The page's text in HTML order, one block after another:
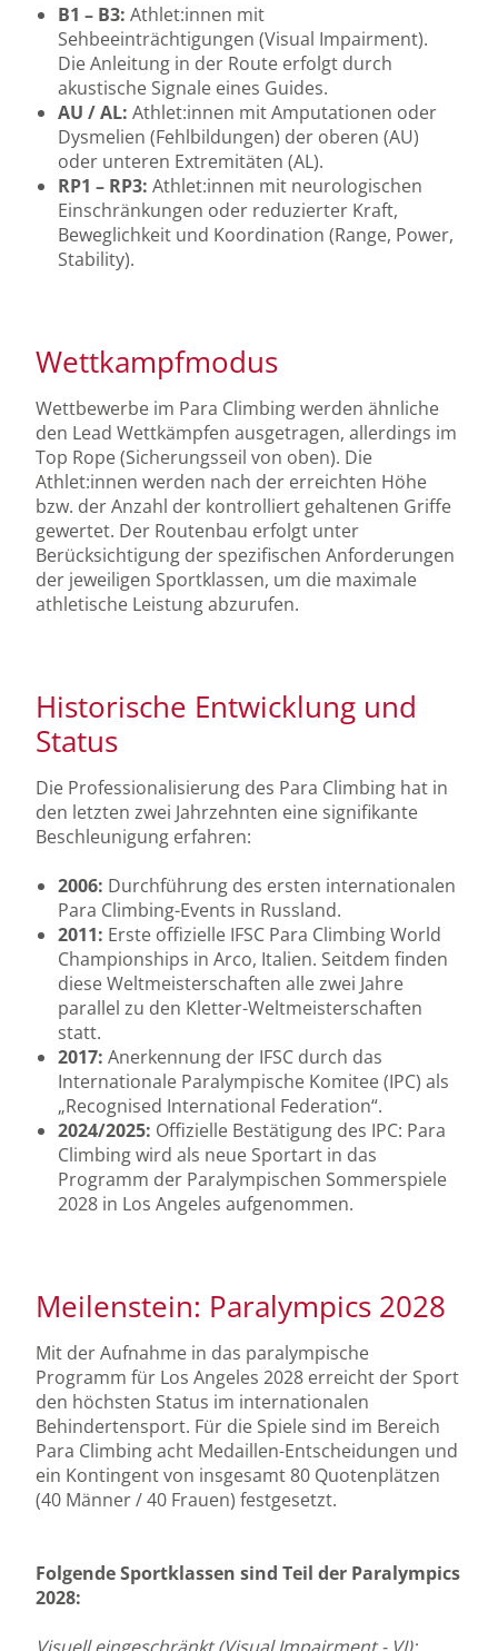
B1 – B3: Athlet:innen mit
Sehbeeinträchtigungen (Visual Impairment).
Die Anleitung in der Route erfolgt durch
akustische Signale eines Guides.
AU / AL: Athlet:innen mit Amputationen oder
Dysmelien (Fehlbildungen) der oberen (AU)
oder unteren Extremitäten (AL).
RP1 – RP3: Athlet:innen mit neurologischen
Einschränkungen oder reduzierter Kraft,
Beweglichkeit und Koordination (Range, Power,
Stability).
Wettkampfmodus
Wettbewerbe im Para Climbing werden ähnliche
den Lead Wettkämpfen ausgetragen, allerdings im
Top Rope (Sicherungsseil von oben). Die
Athlet:innen werden nach der erreichten Höhe
bzw. der Anzahl der kontrolliert gehaltenen Griffe
gewertet. Der Routenbau erfolgt unter
Berücksichtigung der spezifischen Anforderungen
der jeweiligen Sportklassen, um die maximale
athletische Leistung abzurufen.
Historische Entwicklung und
Status
Die Professionalisierung des Para Climbing hat in
den letzten zwei Jahrzehnten eine signifikante
Beschleunigung erfahren:
2006: Durchführung des ersten internationalen
Para Climbing-Events in Russland.
2011: Erste offizielle IFSC Para Climbing World
Championships in Arco, Italien. Seitdem finden
diese Weltmeisterschaften alle zwei Jahre
parallel zu den Kletter-Weltmeisterschaften
statt.
2017: Anerkennung der IFSC durch das
Internationale Paralympische Komitee (IPC) als
„Recognised International Federation“.
2024/2025: Offizielle Bestätigung des IPC: Para
Climbing wird als neue Sportart in das
Programm der Paralympischen Sommerspiele
2028 in Los Angeles aufgenommen.
Meilenstein: Paralympics 2028
Mit der Aufnahme in das paralympische
Programm für Los Angeles 2028 erreicht der Sport
den höchsten Status im internationalen
Behindertensport. Für die Spiele sind im Bereich
Para Climbing acht Medaillen-Entscheidungen und
ein Kontingent von insgesamt 80 Quotenplätzen
(40 Männer / 40 Frauen) festgesetzt.
Folgende Sportklassen sind Teil der Paralympics
2028:
Visuell eingeschränkt (Visual Impairment - VI):